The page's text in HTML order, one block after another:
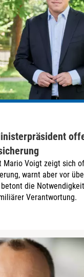
Mario Voigt zeigt sich
warnt aber vor
die
Verantwortung.